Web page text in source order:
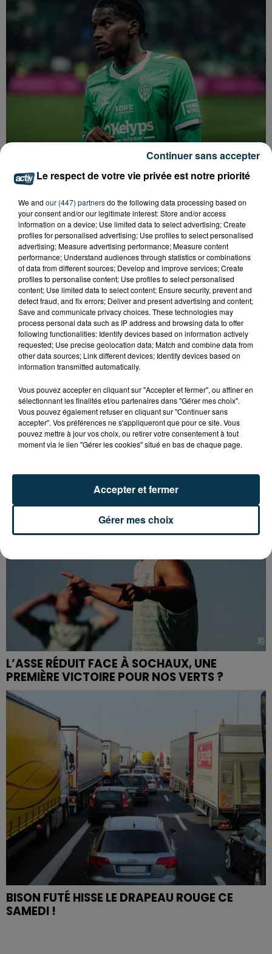
DEMANDER LE DÉPART DE PIERRE EKWAH
CYANOBACTÉRIES : LE PRÉFÊT PREND UN
ARRÊTÉ POUR LES ACTIVITÉS DE...
L’ASSE RÉDUIT FACE À SOCHAUX, UNE
PREMIÈRE VICTOIRE POUR NOS VERTS ?
BISON FUTÉ HISSE LE DRAPEAU ROUGE CE
SAMEDI !
Le respect de votre vie privée est notre priorité
We and our (447) partnersdo the following data processing based on
your consent and/or our legitimate interest: Store and/or access
information on a device; Use limited data to select advertising; Create
profiles for personalised advertising; Use profiles to select personalised
advertising; Measure advertising performance; Measure content
performance; Understand audiences through statistics or combinations
of data from different sources; Develop and improve services; Create
profiles to personalise content; Use profiles to select personalised
content; Use limited data to select content; Ensure security, prevent and
detect fraud, and fix errors; Deliver and present advertising and content;
Save and communicate privacy choices. These technologies may
process personal data such as IP address and browsing data to offer
following functionalities: Identify devices based on information actively
requested; Use precise geolocation data; Match and combine data from
other data sources; Link different devices; Identify devices based on
information transmitted automatically.
Vous pouvez accepter en cliquant sur "Accepter et fermer", ou affiner en
sélectionnant les finalités et/ou partenaires dans "Gérer mes choix".
Vous pouvez également refuser en cliquant sur "Continuer sans
accepter". Vos préférences ne s'appliqueront que pour ce site. Vous
pouvez mettre à jour vos choix, ou retirer votre consentement à tout
moment via le lien "Gérer les cookies" situé en bas de chaque page.
Gérer mes choix
Accepter et fermer
Continuer sans accepter